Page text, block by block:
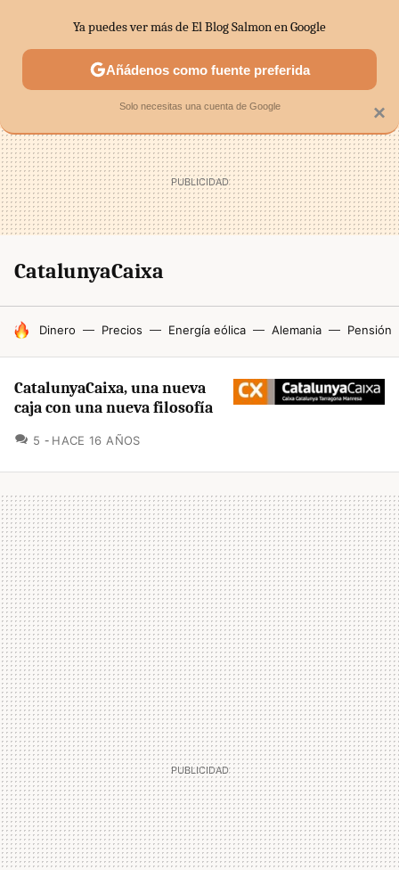
SECTORES ECONOMÍA DOMÉSTICA MERCADOS
CatalunyaCaixa
HOY SE HABLA DE
Dinero Precios Energía eólica Alemania Pensión
CatalunyaCaixa, una nueva
caja con una nueva filosofía
5 COMENTARIOS
HACE 16 AÑOS
×
Ya puedes ver más de El Blog Salmon en Google
Añádenos como fuente preferida
Solo necesitas una cuenta de Google